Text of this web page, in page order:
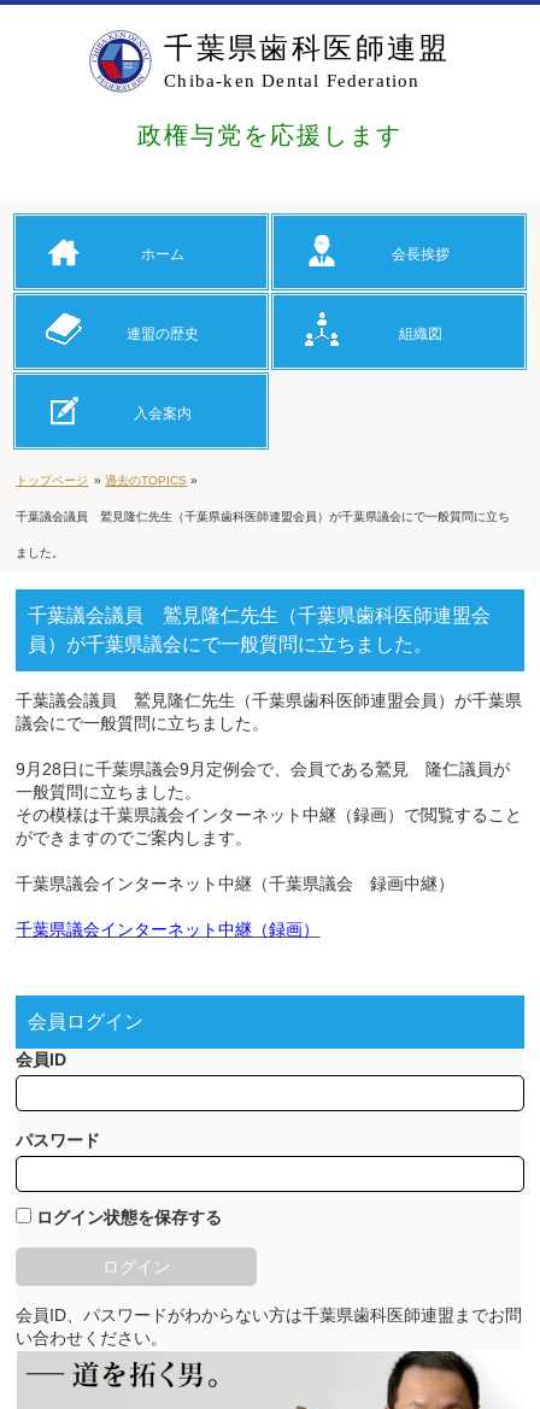
千葉県歯科医師連盟
Chiba-ken Dental Federation
政権与党を応援します
ホーム 会長挨拶
連盟の歴史 組織図
入会案内
トップページ »過去のTOPICS »
千葉議会議員 鷲見隆仁先生（千葉県歯科医師連盟会員）が千葉県議会にで一般質問に立ち
ました。
千葉議会議員 鷲見隆仁先生（千葉県歯科医師連盟会
員）が千葉県議会にで一般質問に立ちました。
千葉議会議員 鷲見隆仁先生（千葉県歯科医師連盟会員）が千葉県
議会にで一般質問に立ちました。
9月28日に千葉県議会9月定例会で、会員である鷲見 隆仁議員が
一般質問に立ちました。
その模様は千葉県議会インターネット中継（録画）で閲覧すること
ができますのでご案内します。
千葉県議会インターネット中継（千葉県議会 録画中継）
千葉県議会インターネット中継（録画）
会員ログイン
会員ID
パスワード
ログイン状態を保存する
会員ID、パスワードがわからない方は千葉県歯科医師連盟までお問
い合わせください。